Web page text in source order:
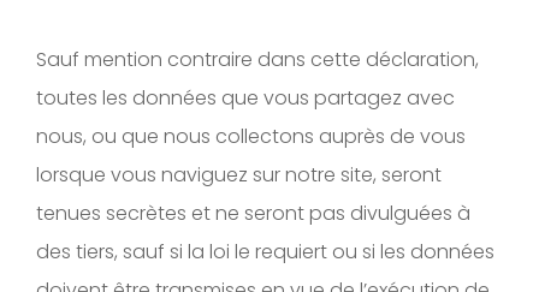
Sauf mention contraire dans cette déclaration,
toutes les données que vous partagez avec
nous, ou que nous collectons auprès de vous
lorsque vous naviguez sur notre site, seront
tenues secrètes et ne seront pas divulguées à
des tiers, sauf si la loi le requiert ou si les données